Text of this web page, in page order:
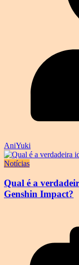
AniYuki
Notícias
Qual é a
Genshin Impact?